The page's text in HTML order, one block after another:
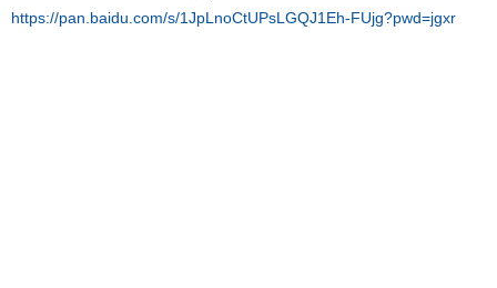
https://pan.baidu.com/s/1JpLnoCtUPsLGQJ1Eh-FUjg?pwd=jgxr